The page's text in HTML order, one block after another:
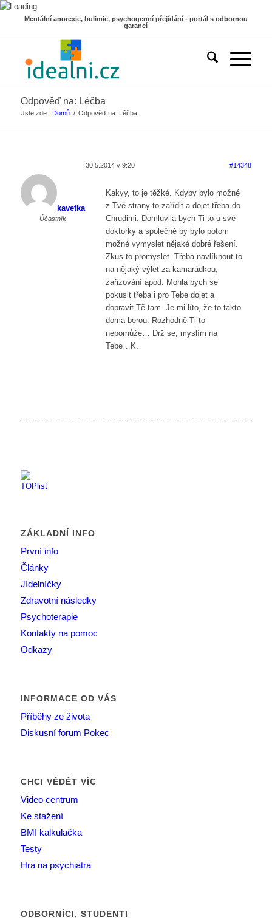
Mentální anorexie, bulimie, psychogenní přejídání - portál s odbornou
garancí
Odpověď na: Léčba
Jste zde: Domů / Odpověď na: Léčba
30.5.2014 v 9:20 #14348
kavetka
Účastník
Kakyy, to je těžké. Kdyby bylo možné
z Tvé strany to zařídit a dojet třeba do
Chrudimi. Domluvila bych Ti to u své
doktorky a společně by bylo potom
možné vymyslet nějaké dobré řešení.
Zkus to promyslet. Třeba navlíknout to
na nějaký výlet za kamarádkou,
zařizování apod. Mohla bych se
pokusit třeba i pro Tebe dojet a
dopravit Tě tam. Je mi líto, že to takto
doma berou. Rozhodně Ti to
nepomůže… Drž se, myslím na
Tebe…K.
ZÁKLADNÍ INFO
První info
Články
Jídelníčky
Zdravotní následky
Psychoterapie
Kontakty na pomoc
Odkazy
INFORMACE OD VÁS
Příběhy ze života
Diskusní forum Pokec
CHCI VĚDĚT VÍC
Video centrum
Ke stažení
BMI kalkulačka
Testy
Hra na psychiatra
ODBORNÍCI, STUDENTI